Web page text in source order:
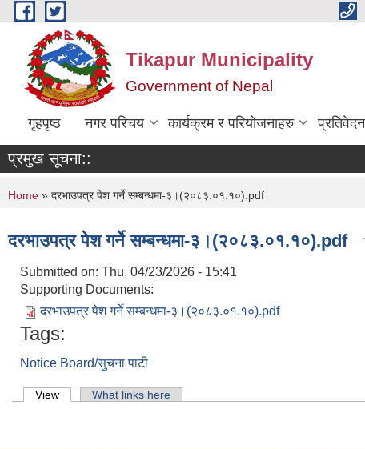
Skip to main content
Tikapur Municipality
Government of Nepal
गृहपृष्ठ नगर परिचय कार्यक्रम र परियोजनाहरु प्रतिवेदन
प्रमुख सूचना::
You are here
Home » दरभाउपत्र पेश गर्ने सम्बन्धमा-३।(२०८३.०१.१०).pdf
दरभाउपत्र पेश गर्ने सम्बन्धमा-३।(२०८३.०१.१०).pdf
Submitted on: Thu, 04/23/2026 - 15:41
Supporting Documents:
दरभाउपत्र पेश गर्ने सम्बन्धमा-३।(२०८३.०१.१०).pdf
Tags:
Notice Board/सुचना पाटी
Primary tabs
View (active tab)What links here